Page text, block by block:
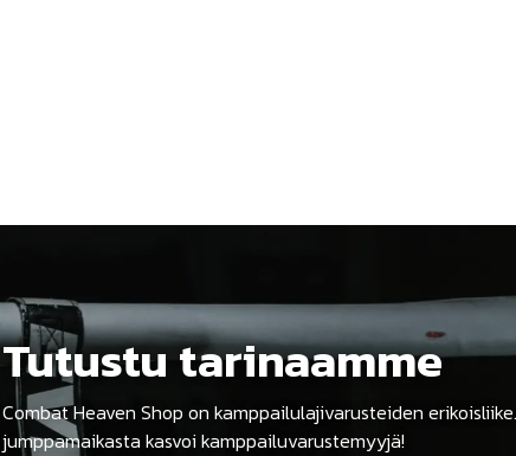
Tutustu tarinaamme
Combat Heaven Shop on kamppailulajivarusteiden
jumppamaikasta kasvoi kamppailuvarustemyyjä!